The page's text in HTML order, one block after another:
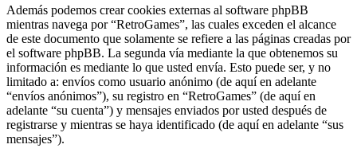
Además podemos crear cookies externas al software phpBB
mientras navega por “RetroGames”, las cuales exceden el alcance
de este documento que solamente se refiere a las páginas creadas por
el software phpBB. La segunda vía mediante la que obtenemos su
información es mediante lo que usted envía. Esto puede ser, y no
limitado a: envíos como usuario anónimo (de aquí en adelante
“envíos anónimos”), su registro en “RetroGames” (de aquí en
adelante “su cuenta”) y mensajes enviados por usted después de
registrarse y mientras se haya identificado (de aquí en adelante “sus
mensajes”).